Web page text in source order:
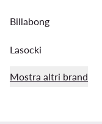
Billabong
Lasocki
Mostra altri brand